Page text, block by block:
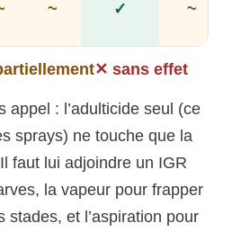
~ ✓ ~
✕ sans effet
appel : l’adulticide seul (ce
sprays) ne touche que la
faut lui adjoindre un IGR
la vapeur pour frapper
stades, et l’aspiration pour